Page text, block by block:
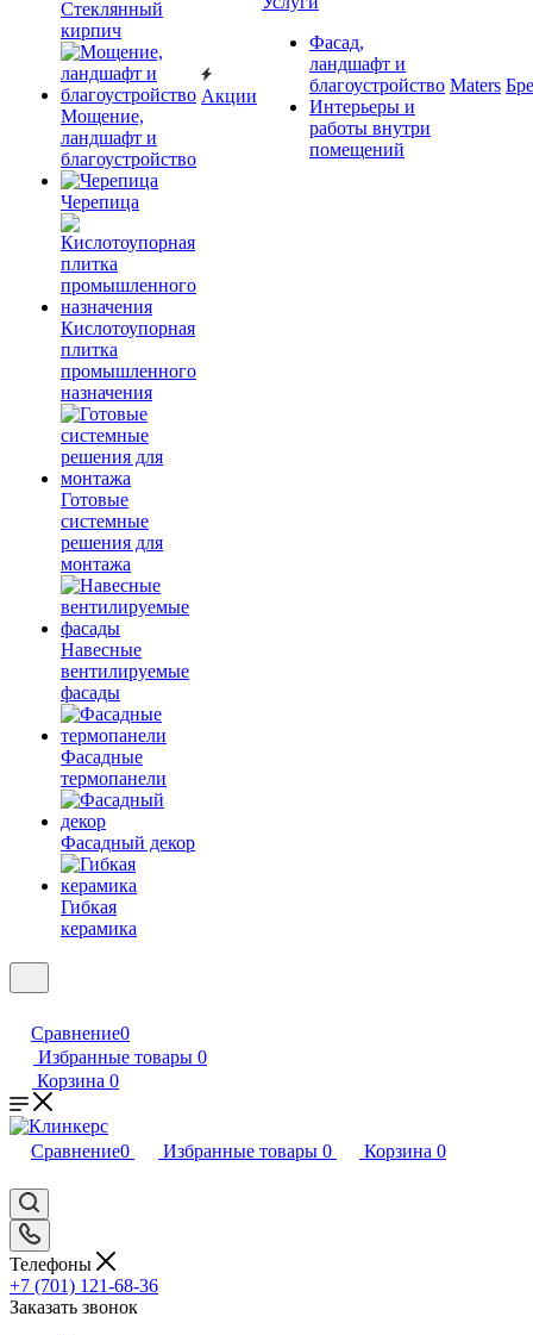
Cтеклянный
кирпич
Мощение,
ландшафт и
благоустройство
Черепица
Кислотоупорная
плитка
промышленного
назначения
Готовые
системные
решения для
монтажа
Навесные
вентилируемые
фасады
Фасадные
термопанели
Фасадный декор
Гибкая
керамика
Акции
Фасад,
ландшафт и
благоустройство
Интерьеры и
работы внутри
помещений
Maters
Сравнение0
Избранные товары 0
Корзина 0
Сравнение0 Избранные товары 0 Корзина 0
Телефоны
+7 (701) 121-68-36
Заказать звонок